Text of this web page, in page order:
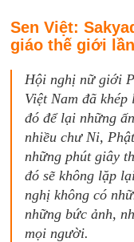
Sen Việt:
giáo thế giới
Hội nghị nữ giới
Việt Nam đã
đó để lại những
nhiều chư Ni,
những phút giây
đó sẽ không lặp
nghị không có
những bức ảnh,
mọi người.